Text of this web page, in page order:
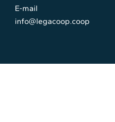
E-mail
info@legacoop.coop